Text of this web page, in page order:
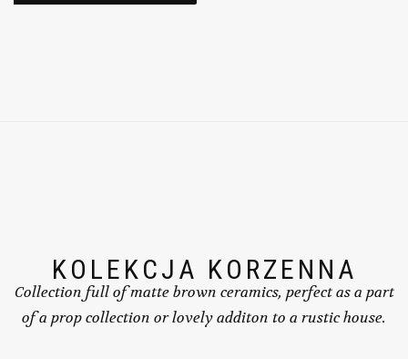
KOLEKCJA KORZENNA
Collection full of matte brown ceramics, perfect as a part
of a prop collection or lovely additon to a rustic house.